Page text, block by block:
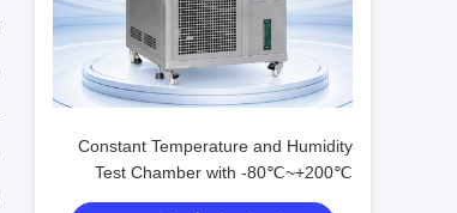
Constant Temperature and Humidity
Test Chamber with -80℃~+200℃
Range, 20%~98% R.H. Humidity, and